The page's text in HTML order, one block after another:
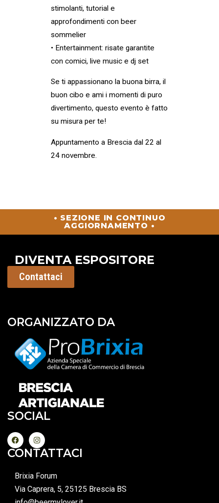
stimolanti, tutorial e
approfondimenti con beer
sommelier
• Entertainment: risate garantite
con comici, live music e dj set
Se ti appassionano la buona birra, il
buon cibo e ami i momenti di puro
divertimento, questo evento è fatto
su misura per te!
Appuntamento a Brescia dal 22 al
24 novembre.
• SEZIONE IN CONTINUO
AGGIORNAMENTO •
DIVENTA ESPOSITORE
Contattaci
ORGANIZZATO DA
SOCIAL
CONTATTACI
Brixia Forum
Via Caprera, 5, 25125 Brescia BS